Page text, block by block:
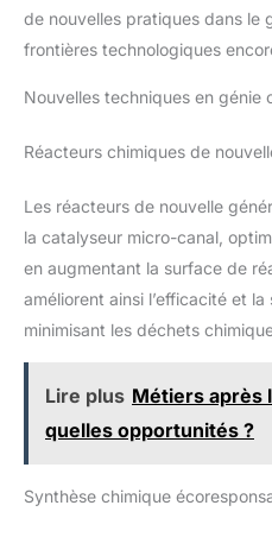
de nouvelles pratiques dans le
frontières technologiques
Nouvelles techniques en génie
Réacteurs chimiques de
Les réacteurs de nouvelle
la catalyseur micro-canal,
en augmentant la surface de
améliorent ainsi l’efficacité et
minimisant les déchets
Lire plus Métiers après
quelles opportunités ?
Synthèse chimique